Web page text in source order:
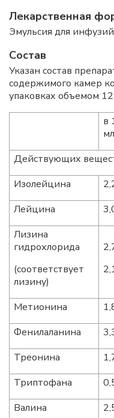
Лекарственная
Эмульсия для инфузий
Состав
Указан состав
содержимого камер
упаковках объемом
в
мл
Действующих
Изолейцина
Лейцина
Лизина
гидрохлорида
(соответствует
лизину)
Метионина
Фенилаланина
Треонина
Триптофана
Валина